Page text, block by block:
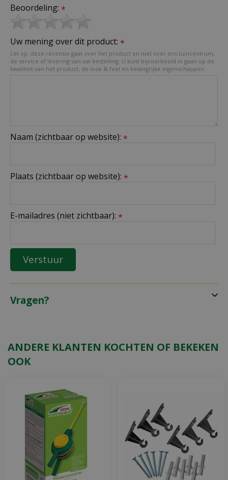
Beoordeling: *
Uw mening over dit product: *
Let op: deze recensie gaat over het product en niet over ons tuincentrum,
de service of levering van uw bestelling. U kunt bijvoorbeeld in gaan op de
kwaliteit van het product, de look & feel en belangrijke eigenschappen.
Naam (zichtbaar op website): *
Plaats (zichtbaar op website): *
E-mailadres (niet zichtbaar): *
Vragen?
ANDERE KLANTEN KOCHTEN OF BEKEKEN
OOK